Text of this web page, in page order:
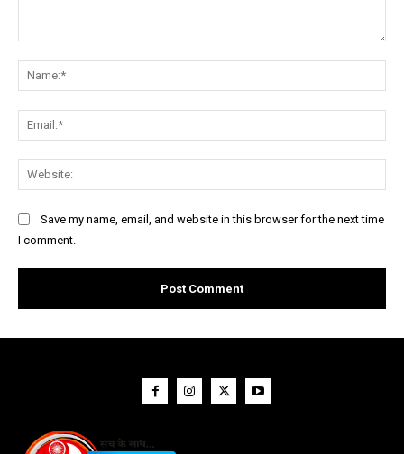
Save my name, email, and website in this browser for the next time
I comment.